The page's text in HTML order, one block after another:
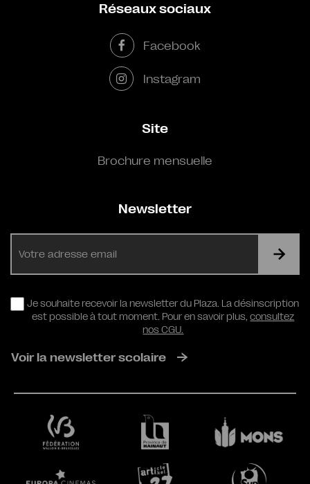
Réseaux sociaux
Facebook
Instagram
Site
Brochure mensuelle
Newsletter
RGPD
Je souhaite recevoir la newsletter du Plaza. La désinscription
est possible à tout moment. Pour en savoir plus,consultez
nos CGU.
Voir la newsletter scolaire